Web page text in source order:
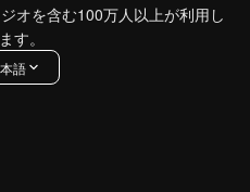
オを含む100万人以上が利用し
す。
語